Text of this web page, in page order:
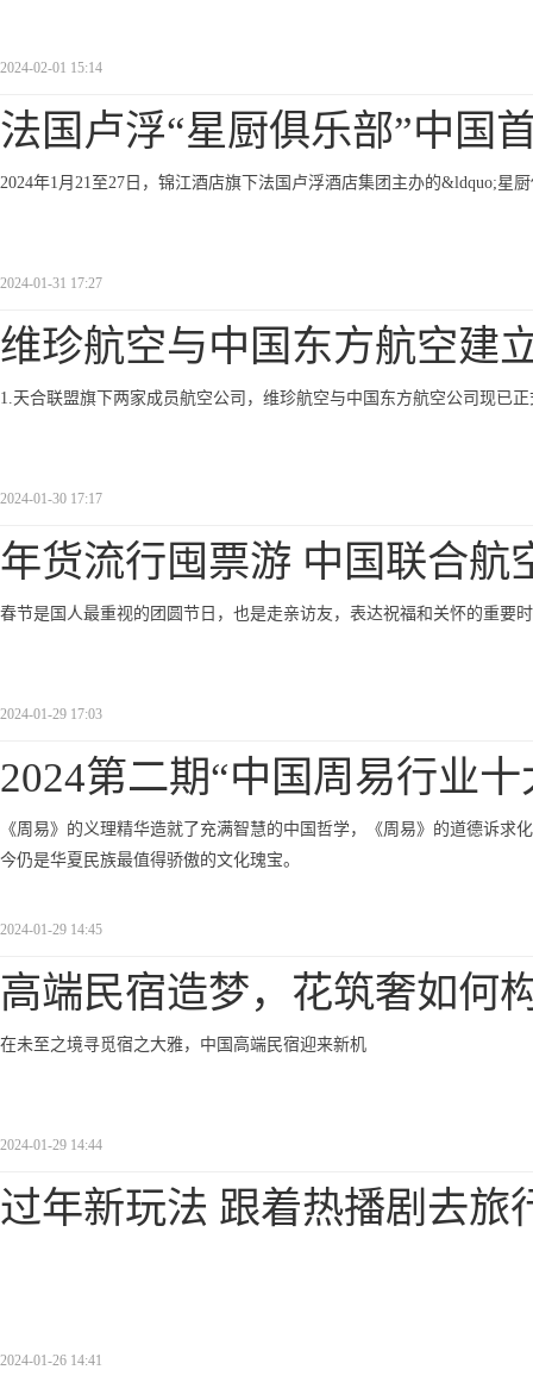
2024-02-01 15:14
法国卢浮“星厨俱乐部”中国
2024年1月21至27日，锦江酒店旗下法国卢浮酒店集团主办的&ldquo;星
2024-01-31 17:27
维珍航空与中国东方航空建
1.天合联盟旗下两家成员航空公司，维珍航空与中国东方航空公司现已
2024-01-30 17:17
年货流行囤票游 中国联合航
春节是国人最重视的团圆节日，也是走亲访友，表达祝福和关怀的重要
2024-01-29 17:03
2024第二期“中国周易行业十
《周易》的义理精华造就了充满智慧的中国哲学，《周易》的道德诉
今仍是华夏民族最值得骄傲的文化瑰宝。
2024-01-29 14:45
高端民宿造梦，花筑奢如何
在未至之境寻觅宿之大雅，中国高端民宿迎来新机
2024-01-29 14:44
过年新玩法 跟着热播剧去旅
2024-01-26 14:41